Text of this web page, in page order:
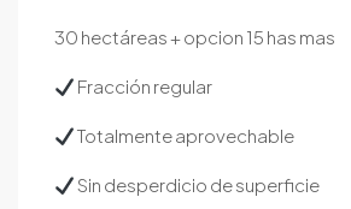
30 hectáreas + opcion 15 has mas
Fracción regular
Totalmente aprovechable
Sin desperdicio de superficie